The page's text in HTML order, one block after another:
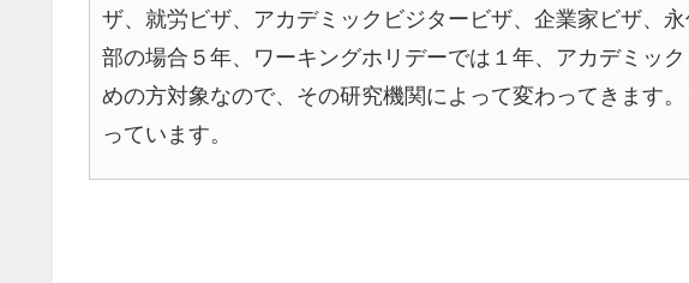
ザ、就労ビザ、アカデミックビジタービザ、企業家ビザ、
部の場合５年、ワーキングホリデーでは１年、アカデミッ
めの方対象なので、その研究機関によって変わってきます
っています。